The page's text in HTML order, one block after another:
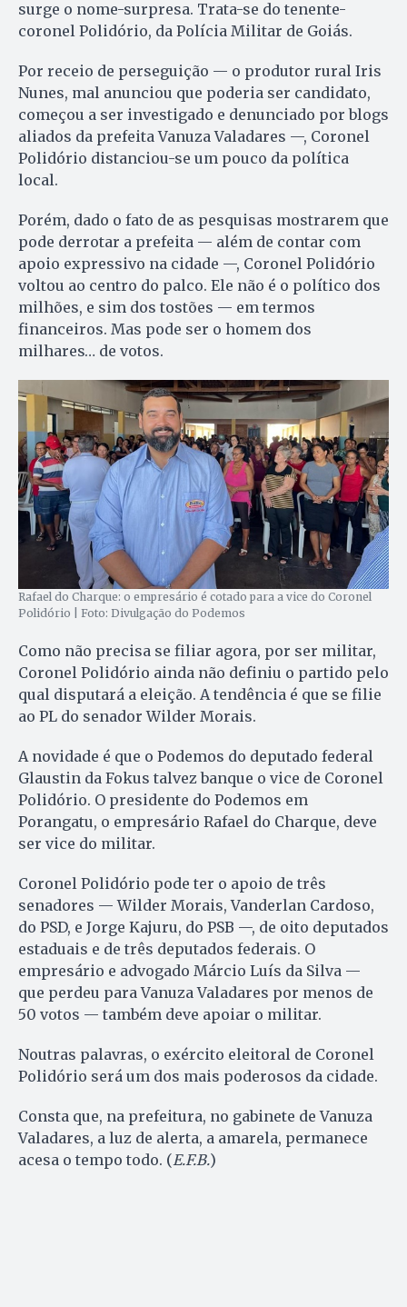
surge o nome-surpresa. Trata-se do tenente-
coronel Polidório, da Polícia Militar de Goiás.
Por receio de perseguição — o produtor rural Iris
Nunes, mal anunciou que poderia ser candidato,
começou a ser investigado e denunciado por blogs
aliados da prefeita Vanuza Valadares —, Coronel
Polidório distanciou-se um pouco da política
local.
Porém, dado o fato de as pesquisas mostrarem que
pode derrotar a prefeita — além de contar com
apoio expressivo na cidade —, Coronel Polidório
voltou ao centro do palco. Ele não é o político dos
milhões, e sim dos tostões — em termos
financeiros. Mas pode ser o homem dos
milhares… de votos.
Rafael do Charque: o empresário é cotado para a vice do Coronel
Polidório | Foto: Divulgação do Podemos
Como não precisa se filiar agora, por ser militar,
Coronel Polidório ainda não definiu o partido pelo
qual disputará a eleição. A tendência é que se filie
ao PL do senador Wilder Morais.
A novidade é que o Podemos do deputado federal
Glaustin da Fokus talvez banque o vice de Coronel
Polidório. O presidente do Podemos em
Porangatu, o empresário Rafael do Charque, deve
ser vice do militar.
Coronel Polidório pode ter o apoio de três
senadores — Wilder Morais, Vanderlan Cardoso,
do PSD, e Jorge Kajuru, do PSB —, de oito deputados
estaduais e de três deputados federais. O
empresário e advogado Márcio Luís da Silva —
que perdeu para Vanuza Valadares por menos de
50 votos — também deve apoiar o militar.
Noutras palavras, o exército eleitoral de Coronel
Polidório será um dos mais poderosos da cidade.
Consta que, na prefeitura, no gabinete de Vanuza
Valadares, a luz de alerta, a amarela, permanece
acesa o tempo todo. (E.F.B.)